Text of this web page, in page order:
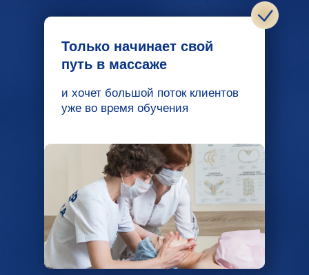
Только начинает свой
путь в массаже
и хочет большой поток клиентов
уже во время обучения